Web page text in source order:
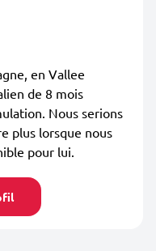
en Vallee
de 8 mois
Nous serions
plus lorsque nous
pour lui.